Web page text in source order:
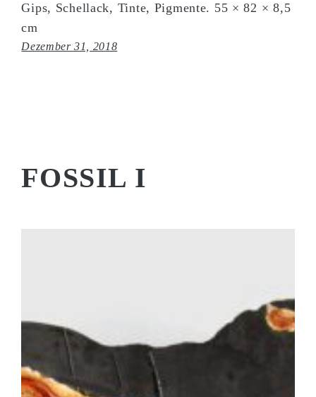
Gips, Schellack, Tinte, Pigmente. 55 × 82 × 8,5
cm
Dezember 31, 2018
FOSSIL I